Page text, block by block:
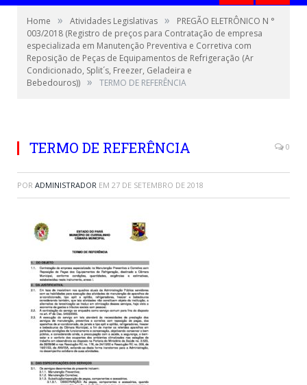
Home » Atividades Legislativas »
PREGÃO ELETRÔNICO N °
003/2018 (Registro de preços para Contratação de empresa
especializada em Manutenção Preventiva e Corretiva com
Reposição de Peças de Equipamentos de Refrigeração (Ar
Condicionado, Split´s, Freezer, Geladeira e
Bebedouros)) » TERMO DE REFERÊNCIA
TERMO DE REFERÊNCIA 0
POR ADMINISTRADOR EM 27 DE SETEMBRO DE 2018